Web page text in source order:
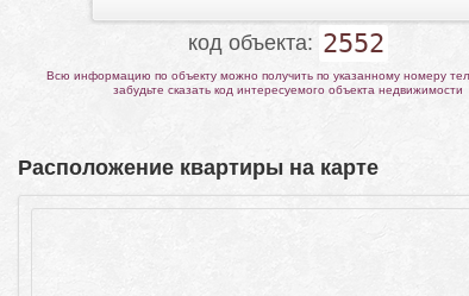
код объекта: 2552
Всю информацию по объекту можно получить по указанному номеру
забудьте сказать код интересуемого объекта недвижимости
Расположение квартиры на карте